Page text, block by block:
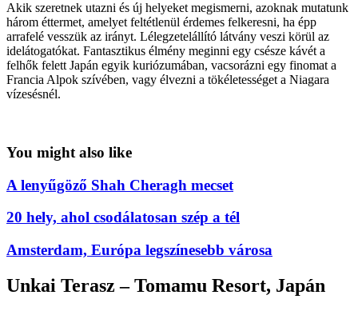
Akik szeretnek utazni és új helyeket megismerni, azoknak mutatunk
három éttermet, amelyet feltétlenül érdemes felkeresni, ha épp
arrafelé vesszük az irányt. Lélegzetelállító látvány veszi körül az
idelátogatókat. Fantasztikus élmény meginni egy csésze kávét a
felhők felett Japán egyik kuriózumában, vacsorázni egy finomat a
Francia Alpok szívében, vagy élvezni a tökéletességet a Niagara
vízesésnél.
You might also like
A lenyűgöző Shah Cheragh mecset
20 hely, ahol csodálatosan szép a tél
Amsterdam, Európa legszínesebb városa
Unkai Terasz – Tomamu Resort, Japán